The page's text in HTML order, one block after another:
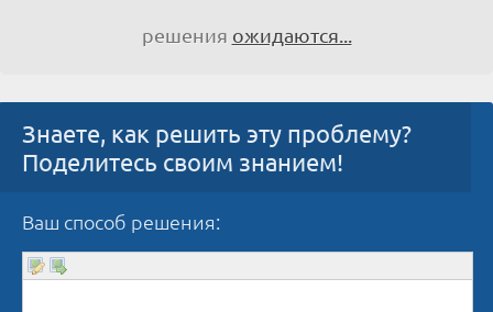
решения ожидаются...
Знаете, как решить эту проблему?
Поделитесь своим знанием!
Ваш способ решения: